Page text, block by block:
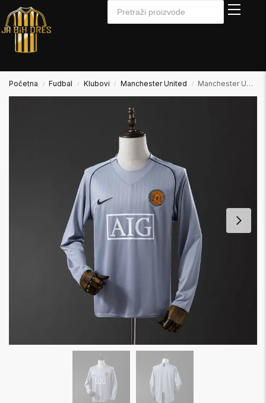
Početna / Fudbal / Klubovi / Manchester United / Manchester United 2007/2008 Golmanski Dres Dugi Rukav